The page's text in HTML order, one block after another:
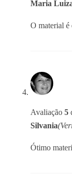
Maria
O material é
Avaliação 5
Silvania
Ótimo